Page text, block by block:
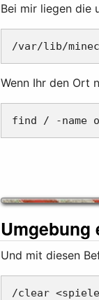
Bei mir liegen die
Wenn Ihr den Ort
Umgebung
Und mit diesen
/clear <spielername>	                     - Entfernt Items aus dem Inventar des